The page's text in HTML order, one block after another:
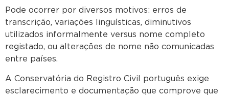
Pode ocorrer por diversos motivos: erros de
transcrição, variações linguísticas, diminutivos
utilizados informalmente versus nome completo
registado, ou alterações de nome não comunicadas
entre países.
A Conservatória do Registro Civil português exige
esclarecimento e documentação que comprove que